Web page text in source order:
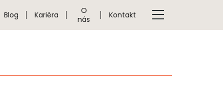
Blog Kariéra
O
nás
Kontakt